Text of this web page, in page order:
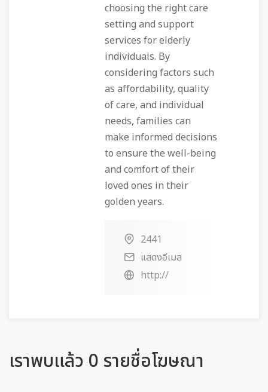
choosing the right care
setting and support
services for elderly
individuals. By
considering factors such
as affordability, quality
of care, and individual
needs, families can
make informed decisions
to ensure the well-being
and comfort of their
loved ones in their
golden years.
2441
แสดงอีเมล
http://
เราพบแล้ว 0 รายชื่อโฆษณา